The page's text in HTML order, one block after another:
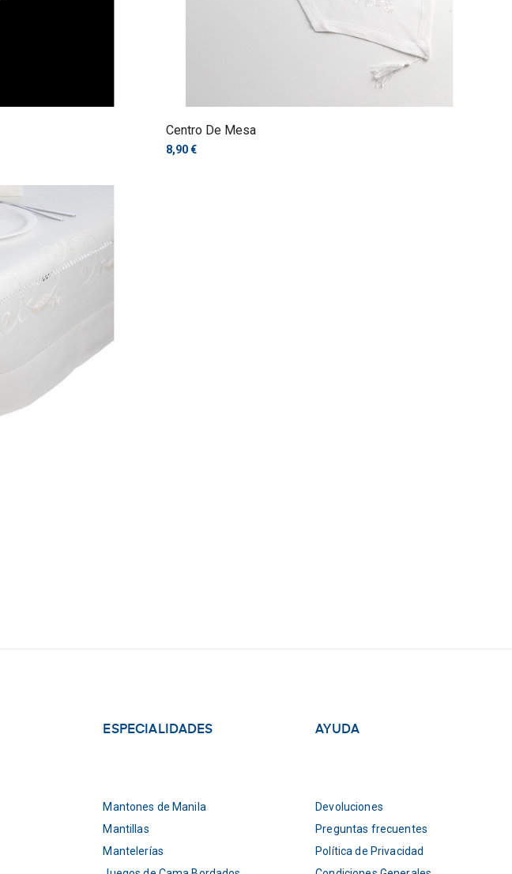
Centro De Mesa
8,90 €
ESPECIALIDADES
Mantones de Manila
Mantillas
Mantelerías
AYUDA
Devoluciones
Preguntas frecuentes
Política de Privacidad